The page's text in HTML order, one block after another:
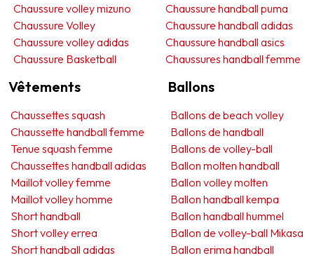
Chaussure volley mizuno
Chaussure Volley
Chaussure volley adidas
Chaussure Basketball
Chaussure handball puma
Chaussure handball adidas
Chaussure handball asics
Chaussures handball femme
Vêtements
Chaussettes squash
Chaussette handball femme
Tenue squash femme
Chaussettes handball adidas
Maillot volley femme
Maillot volley homme
Short handball
Short volley errea
Short handball adidas
Ballons
Ballons de beach volley
Ballons de handball
Ballons de volley-ball
Ballon molten handball
Ballon volley molten
Ballon handball kempa
Ballon handball hummel
Ballon de volley-ball Mikasa
Ballon erima handball